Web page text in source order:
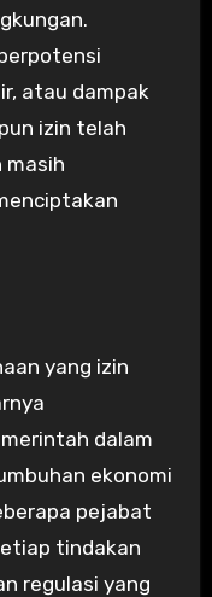
atau dampak
izin telah
masih
yang izin
dalam
ekonomi
pejabat
tindakan
regulasi yang